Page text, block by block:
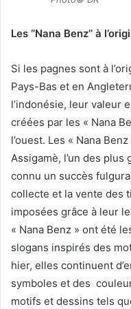
Les ‘’Nana Benz’’ à
Si les pagnes sont à
Pays-Bas et en
l’indonésie, leur valeur
créées par les « Nana
l’ouest. Les « Nana
Assigamè, l’un des
connu un succès
collecte et la vente des
imposées grâce à leur
« Nana Benz » ont été
slogans inspirés des
hier, elles continuent
symboles et des
motifs et dessins tels